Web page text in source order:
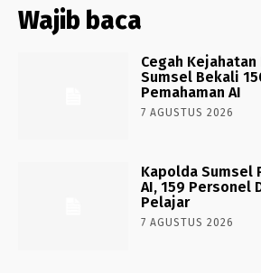
Wajib baca
Cegah
Sumsel Bekali
Pemahaman AI
7 AGUSTUS 2026
Kapolda Sumsel
AI, 159 Personel
Pelajar
7 AGUSTUS 2026